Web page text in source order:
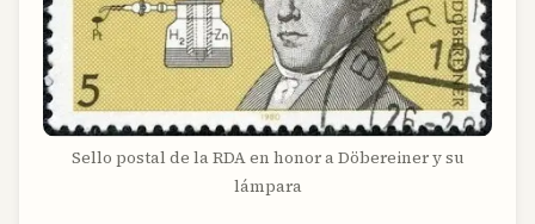
Sello postal de la RDA en honor a Döbereiner y su
lámpara